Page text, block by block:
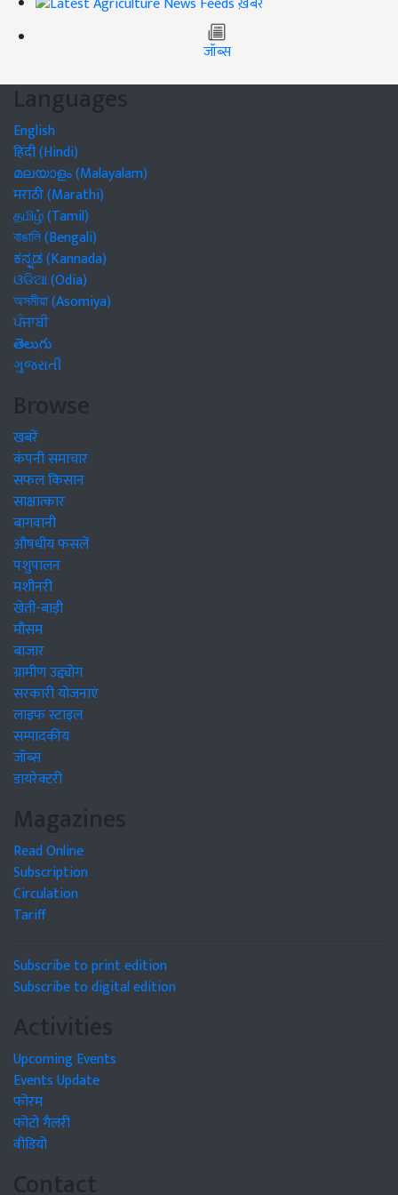
जॉब्स
Languages
English
हिंदी (Hindi)
മലയാളം (Malayalam)
मराठी (Marathi)
தமிழ் (Tamil)
বাঙালি (Bengali)
ಕನ್ನಡ (Kannada)
ଓଡିଆ (Odia)
অসমীয়া (Asomiya)
ਪੰਜਾਬੀ
తెలుగు
ગુજરાતી
Browse
खबरें
कंपनी समाचार
सफल किसान
साक्षात्कार
बागवानी
औषधीय फसलें
पशुपालन
मशीनरी
खेती-बाड़ी
मौसम
बाजार
ग्रामीण उद्द्योग
सरकारी योजनाएं
लाइफ स्टाइल
सम्पादकीय
जॉब्स
डायरेक्टरी
Magazines
Read Online
Subscription
Circulation
Tariff
Subscribe to print edition
Subscribe to digital edition
Activities
Upcoming Events
Events Update
फोरम
फोटो गैलरी
वीडियो
Contact